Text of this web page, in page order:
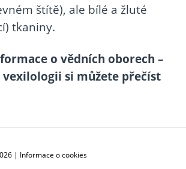
štítě), ale bílé a žluté
tkaniny.
o vědních oborech –
vexilologii si můžete přečíst
| Informace o cookies